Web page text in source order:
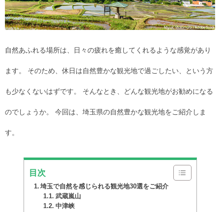
自然あふれる場所は、日々の疲れを癒してくれるような感覚があり
ます。 そのため、休日は自然豊かな観光地で過ごしたい、という方
も少なくないはずです。 そんなとき、どんな観光地がお勧めになる
のでしょうか。 今回は、埼玉県の自然豊かな観光地をご紹介しま
す。
目次
埼玉で自然を感じられる観光地30選をご紹介
武蔵嵐山
中津峡